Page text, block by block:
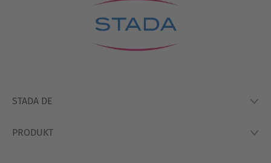
STADA DE
Lexikon
PRODUKT